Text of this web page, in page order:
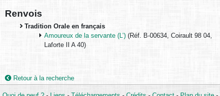
Renvois
Tradition Orale en français
Amoureux de la servante (L’) (Réf. B-00634, Coirault 98 04,
Laforte II A 40)
Retour à la recherche